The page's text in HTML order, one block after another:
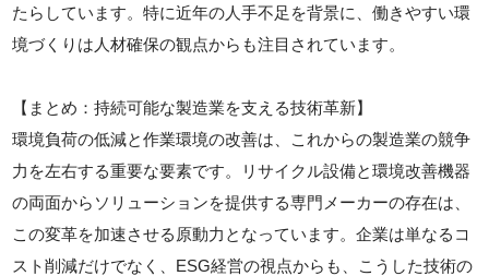
たらしています。特に近年の人手不足を背景に、働きやすい環
境づくりは人材確保の観点からも注目されています。
【まとめ：持続可能な製造業を支える技術革新】
環境負荷の低減と作業環境の改善は、これからの製造業の競争
力を左右する重要な要素です。リサイクル設備と環境改善機器
の両面からソリューションを提供する専門メーカーの存在は、
この変革を加速させる原動力となっています。企業は単なるコ
スト削減だけでなく、ESG経営の視点からも、こうした技術の